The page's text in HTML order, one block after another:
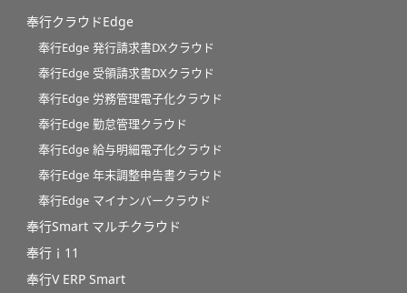
奉行クラウドEdge
奉行Edge 発行請求書DXクラウド
奉行Edge 受領請求書DXクラウド
奉行Edge 労務管理電子化クラウド
奉行Edge 勤怠管理クラウド
奉行Edge 給与明細電子化クラウド
奉行Edge 年末調整申告書クラウド
奉行Edge マイナンバークラウド
奉行Smart マルチクラウド
奉行ｉ11
奉行V ERP Smart